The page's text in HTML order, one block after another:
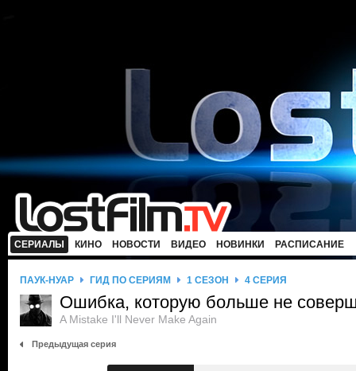
СЕРИАЛЫ КИНО НОВОСТИ ВИДЕО НОВИНКИ РАСПИСАНИЕ
ПАУК-НУАР ГИД ПО СЕРИЯМ 1 СЕЗОН 4 СЕРИЯ
Ошибка, которую больше не
A Mistake I'll Never Make Again
Предыдущая серия